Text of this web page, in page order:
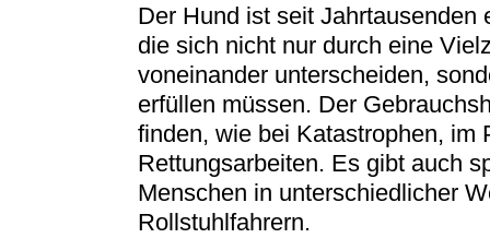
Der Hund ist seit Jahrtausenden
die sich nicht nur durch eine
voneinander unterscheiden,
erfüllen müssen. Der
finden, wie bei Katastrophen, im
Rettungsarbeiten. Es gibt auch
Menschen in unterschiedlicher
Rollstuhlfahrern.